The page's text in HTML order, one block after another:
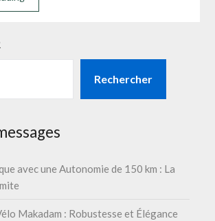
Rechercher
avec une Autonomie de 150 km : La
Makadam : Robustesse et Élégance